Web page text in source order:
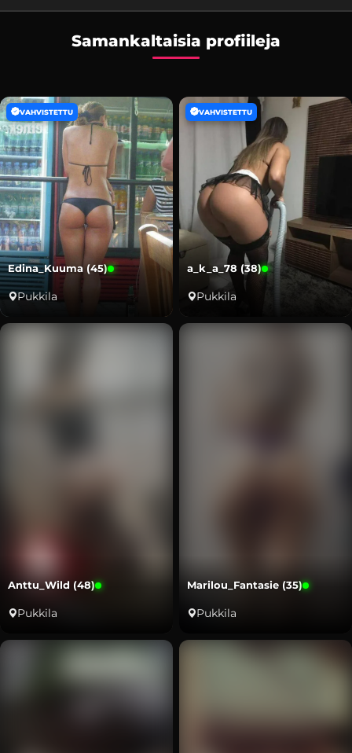
Samankaltaisia profiileja
VAHVISTETTU
Edina_Kuuma (45)
Pukkila
VAHVISTETTU
a_k_a_78 (38)
Pukkila
Anttu_Wild (48)
Pukkila
Marilou_Fantasie (35)
Pukkila